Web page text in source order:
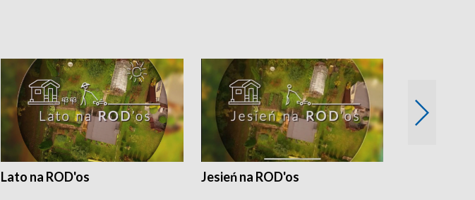
Lato na ROD'os Jesień na ROD'os